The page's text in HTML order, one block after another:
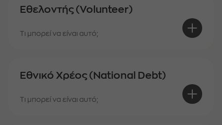
Εθελοντής (Volunteer)
Τι μπορεί να είναι αυτό;
Εθνικό Χρέος (National Debt)
Τι μπορεί να είναι αυτό;